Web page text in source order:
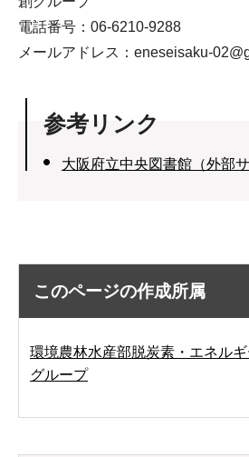
電話番号：06-6210-9288
メールアドレス：eneseisaku-
参考リンク
大阪府立中央図書館（外部
このページの作成所属
環境農林水産部脱炭素・エネル
グループ